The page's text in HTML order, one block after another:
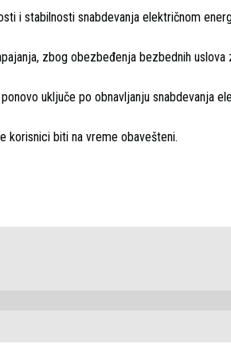
i stabilnosti snabdevanja električnom
zbog obezbeđenja bezbednih uslova
uključe po obnavljanju snabdevanja
korisnici biti na vreme obavešteni.